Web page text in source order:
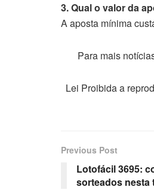
3. Qual o valor da
A aposta mínima
Para mais
Lei Proibida a
Previous Post
Lotofácil 3695:
sorteados nesta